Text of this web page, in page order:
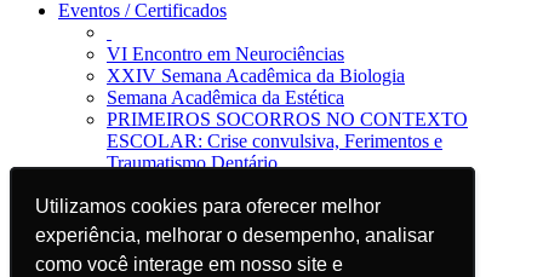
Utilizamos cookies para oferecer melhor
experiência, melhorar o desempenho, analisar
como você interage em nosso site e
Utilizamos cookies para oferecer melhor
experiência, melhorar o desempenho, analisar
como você interage em nosso site e
Eventos / Certificados
VI Encontro em Neurociências
XXIV Semana Acadêmica da Biologia
Semana Acadêmica da Estética
PRIMEIROS SOCORROS NO CONTEXTO
ESCOLAR: Crise convulsiva, Ferimentos e
Traumatismo Dentário
Jornal da Unisc
Notícias
Imprensa
Blog EAD